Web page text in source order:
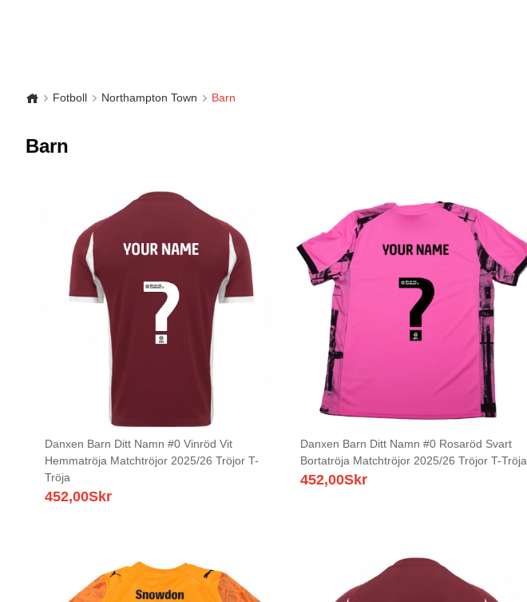
Fotboll Northampton Town Barn
Barn
Danxen Barn Ditt Namn #0 Vinröd Vit
Hemmatröja Matchtröjor 2025/26 Tröjor T-
Tröja
452,00Skr
Danxen Barn Ditt Namn #0 Rosaröd Svart
Bortatröja Matchtröjor 2025/26 Tröjor T-Tröja
452,00Skr